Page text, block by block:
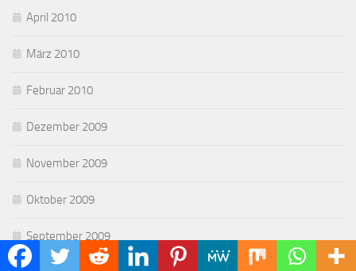
April 2010
März 2010
Februar 2010
Dezember 2009
November 2009
Oktober 2009
September 2009